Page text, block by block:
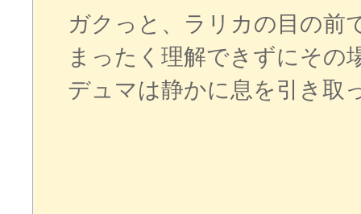
ガクっと、ラリカの目の前
まったく理解できずにその
デュマは静かに息を引き取